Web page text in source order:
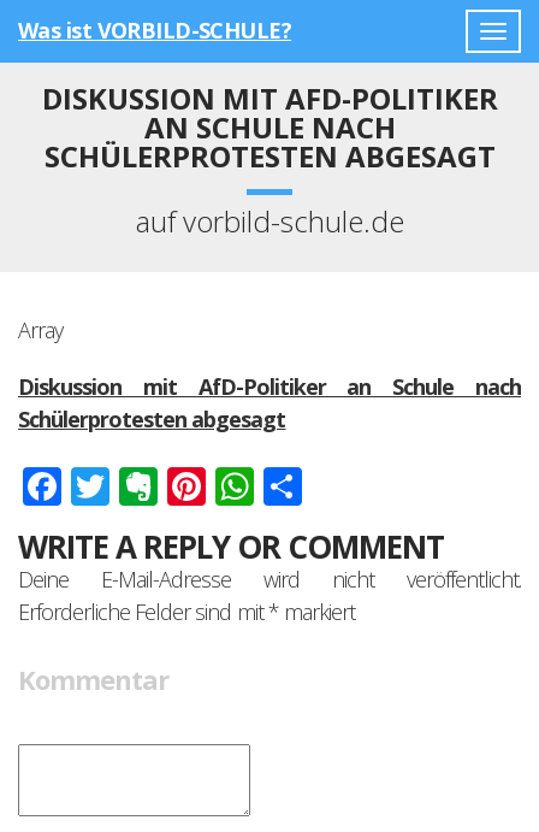
Was ist VORBILD-SCHULE?
DISKUSSION MIT AFD-POLITIKER
AN SCHULE NACH
SCHÜLERPROTESTEN ABGESAGT
auf vorbild-schule.de
Array
Diskussion mit AfD-Politiker an Schule nach
Schülerprotesten abgesagt
Facebook
Twitter
Evernote
Pinterest
WhatsApp
WRITE A REPLY OR COMMENT
Deine E-Mail-Adresse wird nicht veröffentlicht.
Erforderliche Felder sind mit*markiert
Kommentar